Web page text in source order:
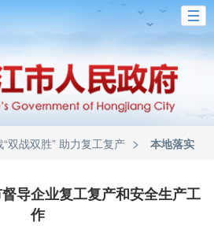
“双战双胜” 助力复工复产 > 本地落实
导企业复工复产和安全生产工
作